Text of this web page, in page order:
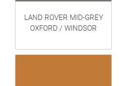
LAND ROVER MID-GREY
OXFORD / WINDSOR